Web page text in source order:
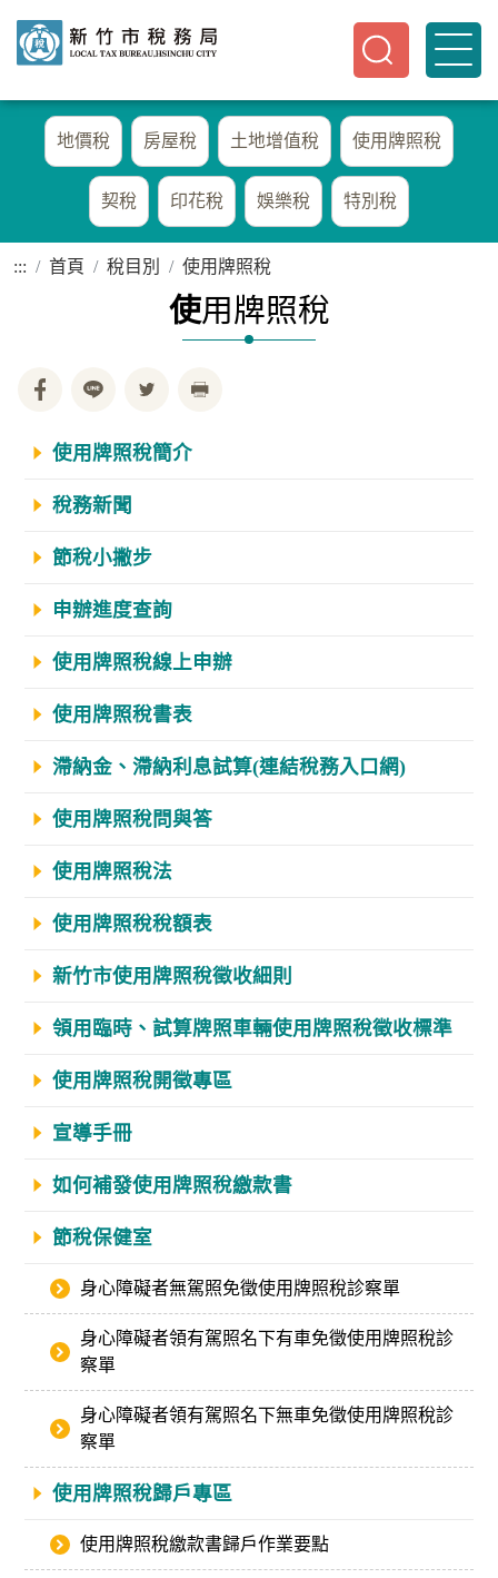
地價稅 房屋稅 土地增值稅 使用牌照稅
契稅 印花稅 娛樂稅 特別稅
::: 首頁 稅目別 使用牌照稅
使用牌照稅
使用牌照稅簡介
稅務新聞
節稅小撇步
申辦進度查詢
使用牌照稅線上申辦
使用牌照稅書表
滯納金、滯納利息試算(連結稅務入口網)
使用牌照稅問與答
使用牌照稅法
使用牌照稅稅額表
新竹市使用牌照稅徵收細則
領用臨時、試算牌照車輛使用牌照稅徵收標準
使用牌照稅開徵專區
宣導手冊
如何補發使用牌照稅繳款書
節稅保健室
身心障礙者無駕照免徵使用牌照稅診察單
身心障礙者領有駕照名下有車免徵使用牌照稅診
察單
身心障礙者領有駕照名下無車免徵使用牌照稅診
察單
使用牌照稅歸戶專區
使用牌照稅繳款書歸戶作業要點